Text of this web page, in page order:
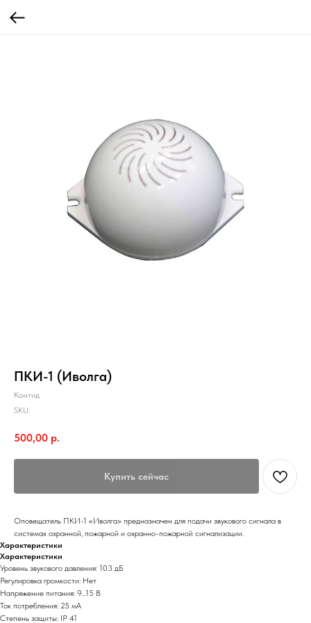
ПКИ-1 (Иволга)
Комтид
SKU:
500,00 р.
Купить сейчас
Оповещатель ПКИ-1 «Иволга» предназначен для подачи звукового сигнала в
системах охранной, пожарной и охранно-пожарной сигнализации.
Характеристики
Характеристики
Уровень звукового давления: 103 дБ
Регулировка громкости: Нет
Напряжение питания: 9…15 В
Ток потребления: 25 мА
Степень защиты: IP 41